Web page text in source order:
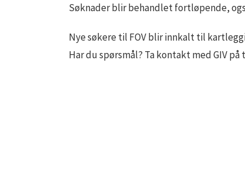
Søknader blir behandlet fortløpende,
Nye søkere til FOV blir innkalt til
Har du spørsmål? Ta kontakt med GIV på